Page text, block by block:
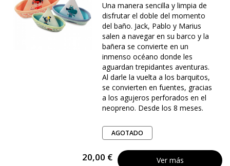
Una manera sencilla y limpia de
disfrutar el doble del momento
del baño. Jack, Pablo y Marius
salen a navegar en su barco y la
bañera se convierte en un
inmenso océano donde les
aguardan trepidantes aventuras.
Al darle la vuelta a los barquitos,
se convierten en fuentes, gracias
a los agujeros perforados en el
neopreno. Desde los 8 meses.
AGOTADO
20,00 € Ver más